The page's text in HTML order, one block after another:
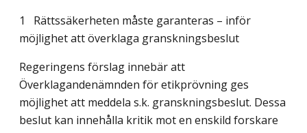
1 Rättssäkerheten måste garanteras – inför
möjlighet att överklaga granskningsbeslut
Regeringens förslag innebär att
Överklagandenämnden för etikprövning ges
möjlighet att meddela s.k. granskningsbeslut. Dessa
beslut kan innehålla kritik mot en enskild forskare